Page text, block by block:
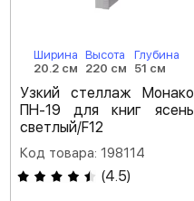
Ширина
20.2 см
Высота
220 см
Глубина
51 см
Узкий стеллаж Монако
ПН-19 для книг ясень
светлый/F12
Код товара: 198114
(4.5)